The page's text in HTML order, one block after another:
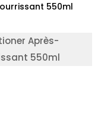
550ml